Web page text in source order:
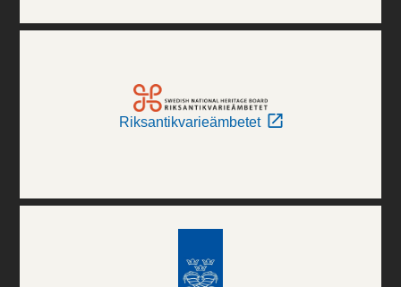
Riksantikvarieämbetet